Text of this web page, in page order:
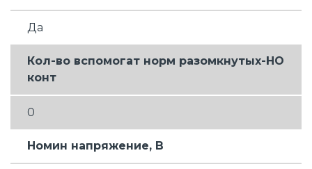
Да
Кол-во вспомогат норм разомкнутых-НО
конт
0
Номин напряжение, В